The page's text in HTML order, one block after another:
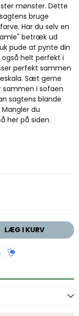
mønster. Dette
bruge
Har du selv en
betræk ud
pude at pynte din
helt perfekt i
perfekt sammen
Sæt gerne
sammen i sofaen
sagtens blande
du
her på siden.
LÆG I KURV